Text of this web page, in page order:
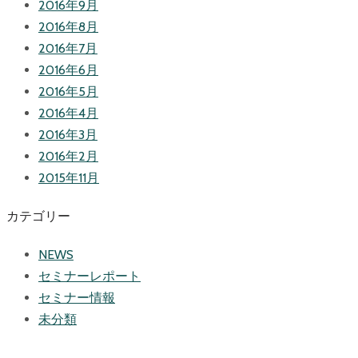
2016年9月
2016年8月
2016年7月
2016年6月
2016年5月
2016年4月
2016年3月
2016年2月
2015年11月
カテゴリー
NEWS
セミナーレポート
セミナー情報
未分類